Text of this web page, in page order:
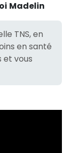
Madelin
TNS, en
en santé
et vous